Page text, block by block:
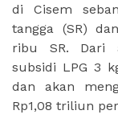
di Cisem
tangga (SR)
ribu SR. Dari
subsidi LPG 3
dan akan
Rp1,08 triliun